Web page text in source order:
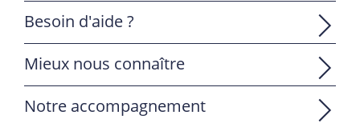
Besoin d'aide ?
Mieux nous connaître
Notre accompagnement